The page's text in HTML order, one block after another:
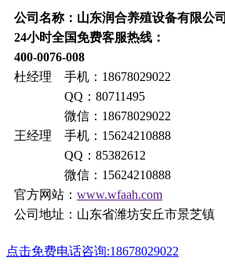
公司名称：山东润合养殖设备有限公司
24小时全国免费客服热线：
400-0076-008
杜经理 手机：18678029022
QQ：80711495
微信：18678029022
王经理 手机：15624210888
QQ：85382612
微信：15624210888
官方网站： www.wfaah.com
公司地址：山东省潍坊安丘市景芝镇
点击免费电话咨询:18678029022